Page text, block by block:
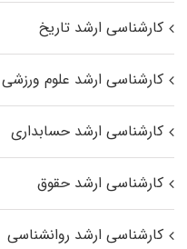
کارشناسی ارشد تاریخ
کارشناسی ارشد علوم ورزشی
کارشناسی ارشد حسابداری
کارشناسی ارشد حقوق
کارشناسی ارشد روانشناسی